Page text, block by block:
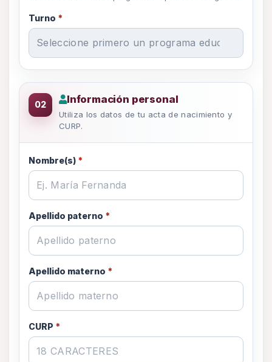
Turno *
Información personal
02 Información personal
Utiliza los datos de tu acta de nacimiento y
CURP.
Nombre(s) *
Apellido paterno *
Apellido materno *
CURP *